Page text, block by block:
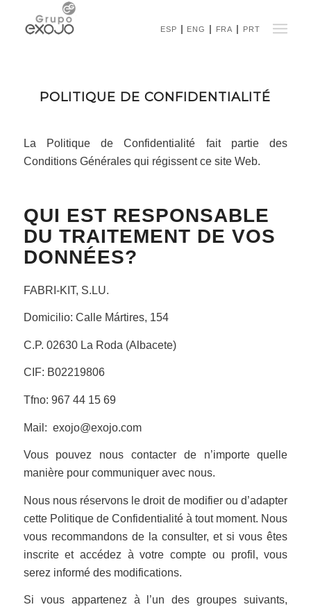
ESP ENG FRA PRT
POLITIQUE DE CONFIDENTIALITÉ
La Politique de Confidentialité fait partie des
Conditions Générales qui régissent ce site Web.
QUI EST RESPONSABLE
DU TRAITEMENT DE VOS
DONNÉES?
FABRI-KIT, S.LU.
Domicilio: Calle Mártires, 154
C.P. 02630 La Roda (Albacete)
CIF: B02219806
Tfno: 967 44 15 69
Mail: exojo@exojo.com
Vous pouvez nous contacter de n’importe quelle
manière pour communiquer avec nous.
Nous nous réservons le droit de modifier ou d’adapter
cette Politique de Confidentialité à tout moment. Nous
vous recommandons de la consulter, et si vous êtes
inscrite et accédez à votre compte ou profil, vous
serez informé des modifications.
Si vous appartenez à l’un des groupes suivants,